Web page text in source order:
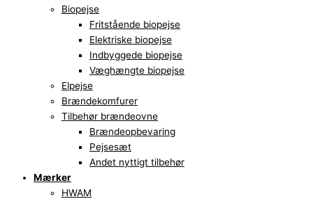
Biopejse
Fritstående biopejse
Elektriske biopejse
Indbyggede biopejse
Væghængte biopejse
Elpejse
Brændekomfurer
Tilbehør brændeovne
Brændeopbevaring
Pejsesæt
Andet nyttigt tilbehør
Mærker
HWAM